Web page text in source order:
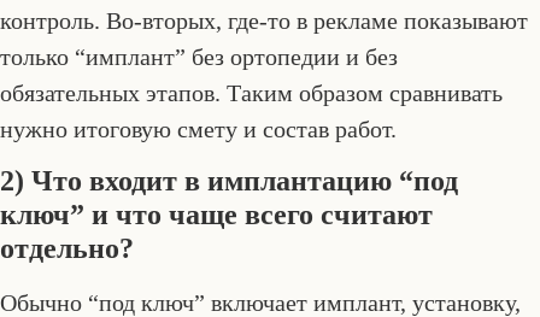
контроль. Во-вторых, где-то в рекламе показывают
только “имплант” без ортопедии и без
обязательных этапов. Таким образом сравнивать
нужно итоговую смету и состав работ.
2) Что входит в имплантацию “под
ключ” и что чаще всего считают
отдельно?
Обычно “под ключ” включает имплант, установку,